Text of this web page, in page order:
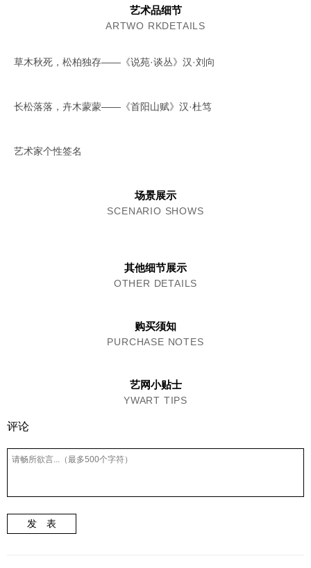
艺术品细节
ARTWO RKDETAILS
草木秋死，松柏独存——《说苑·谈丛》汉·刘向
长松落落，卉木蒙蒙——《首阳山赋》汉·杜笃
艺术家个性签名
场景展示
SCENARIO SHOWS
其他细节展示
OTHER DETAILS
购买须知
PURCHASE NOTES
艺网小贴士
YWART TIPS
评论
发 表